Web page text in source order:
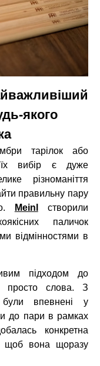
якого
тарілок або
їх вибір є дуже
різноманіття
правильну пару
Meinl
створили
паличок
відмінностями в
підходом до
просто слова. З
впевнені у
до пари в рамках
конкретна
щоб вона щоразу